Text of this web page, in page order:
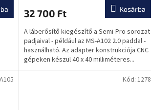
32 700 Ft Kosárba
A láberősítő kiegészítő a Semi-Pro sorozat
padjaival - például az MS-A102 2.0 paddal -
használható. Az adapter konstrukciója CNC
gépeken készül 40 x 40 milliméteres...
Kód: 1278